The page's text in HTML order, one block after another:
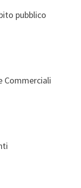
pubblico
Commerciali